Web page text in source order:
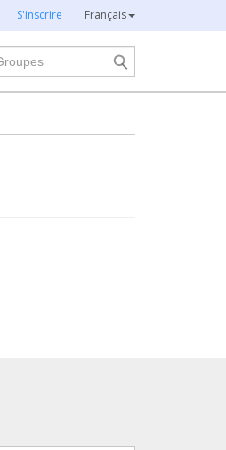
S'inscrire Français